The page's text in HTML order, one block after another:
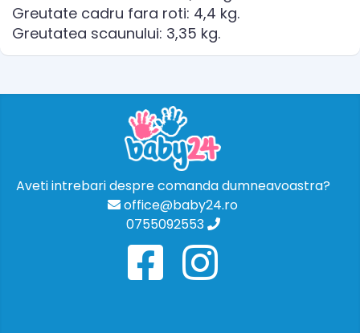
Greutate cadru fara roti: 4,4 kg.
Greutatea scaunului: 3,35 kg.
Aveti intrebari despre comanda dumneavoastra?
office@baby24.ro
0755092553